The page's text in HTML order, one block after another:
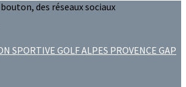
des réseaux sociaux